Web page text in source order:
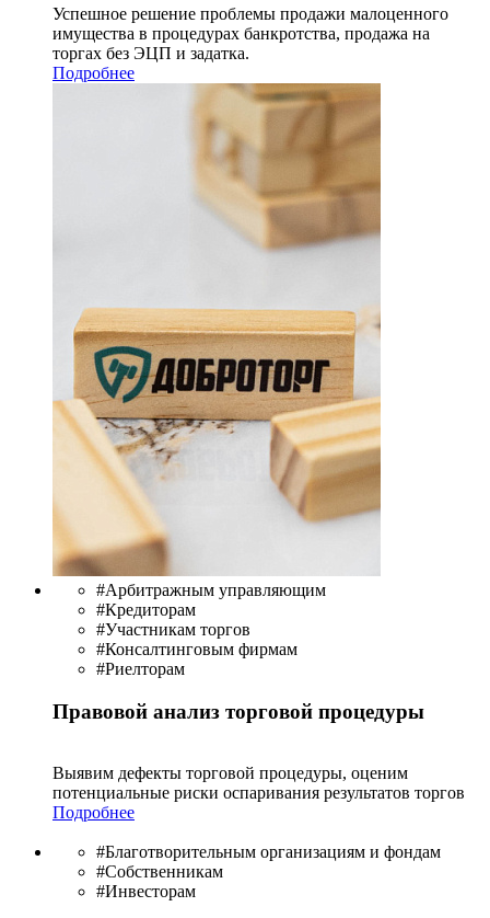
Успешное решение проблемы продажи малоценного
имущества в процедурах банкротства, продажа на
торгах без ЭЦП и задатка.
Подробнее
#Арбитражным управляющим
#Кредиторам
#Участникам торгов
#Консалтинговым фирмам
#Риелторам
Правовой анализ торговой процедуры
Выявим дефекты торговой процедуры, оценим
потенциальные риски оспаривания результатов торгов
Подробнее
#Благотворительным организациям и фондам
#Собственникам
#Инвесторам